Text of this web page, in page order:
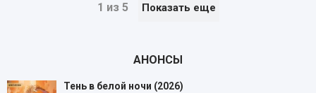
1 из 5 Показать еще
АНОНСЫ
Тень в белой ночи (2026)